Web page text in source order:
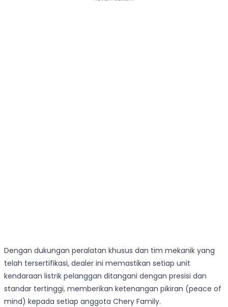
Dengan dukungan peralatan khusus dan tim mekanik yang
telah tersertifikasi, dealer ini memastikan setiap unit
kendaraan listrik pelanggan ditangani dengan presisi dan
standar tertinggi, memberikan ketenangan pikiran (peace of
mind) kepada setiap anggota Chery Family.